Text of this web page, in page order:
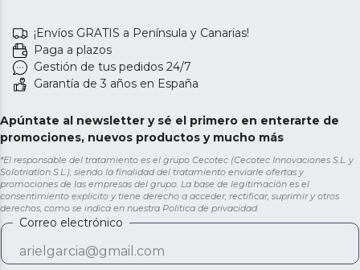
¡Envíos GRATIS a Península y Canarias!
Paga a plazos
Gestión de tus pedidos 24/7
Garantía de 3 años en España
Apúntate al newsletter y sé el primero en enterarte de
promociones, nuevos productos y mucho más
*El responsable del tratamiento es el grupo Cecotec (Cecotec Innovaciones S.L. y
Solotriatlon S.L.), siendo la finalidad del tratamiento enviarle ofertas y
promociones de las empresas del grupo. La base de legitimación es el
consentimiento explícito y tiene derecho a acceder, rectificar, suprimir y otros
derechos, como se indica en nuestra Política de privacidad
Correo electrónico